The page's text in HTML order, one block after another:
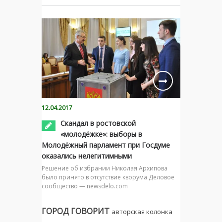
12.04.2017
Скандал в ростовской
«молодёжке»: выборы в
Молодёжный парламент при Госдуме
оказались нелегитимными
Решение об избрании Николая Архипова
было принято в отсутствие кворума Деловое
сообщество — newsdelo.com
ГОРОД ГОВОРИТ авторская колонка